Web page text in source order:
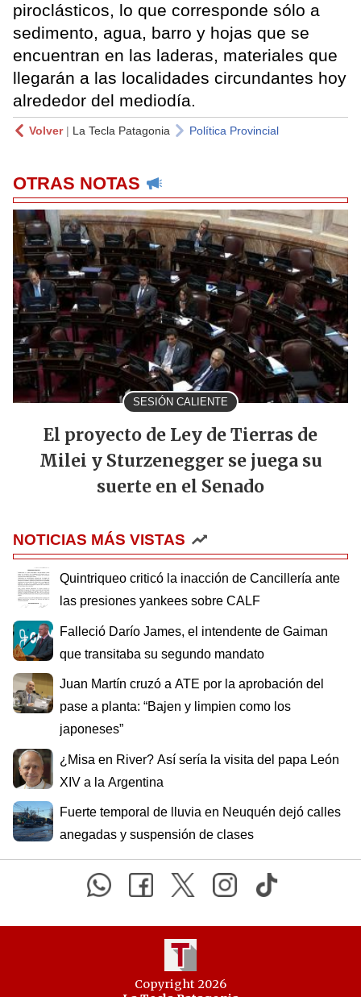
piroclásticos, lo que corresponde sólo a
sedimento, agua, barro y hojas que se
encuentran en las laderas, materiales que
llegarán a las localidades circundantes hoy
alrededor del mediodía.
Volver| La Tecla Patagonia Política Provincial
OTRAS NOTAS
SESIÓN CALIENTE
El proyecto de Ley de Tierras de
Milei y Sturzenegger se juega su
suerte en el Senado
NOTICIAS MÁS VISTAS
Quintriqueo criticó la inacción de Cancillería ante
las presiones yankees sobre CALF
Falleció Darío James, el intendente de Gaiman
que transitaba su segundo mandato
Juan Martín cruzó a ATE por la aprobación del
pase a planta: “Bajen y limpien como los
japoneses”
¿Misa en River? Así sería la visita del papa León
XIV a la Argentina
Fuerte temporal de lluvia en Neuquén dejó calles
anegadas y suspensión de clases
Copyright 2026